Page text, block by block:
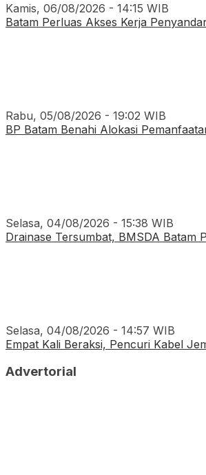
Kamis, 06/08/2026 - 14:15 WIB
Batam Perluas Akses Kerja
Rabu, 05/08/2026 - 19:02 WIB
BP Batam Benahi Alokasi
Selasa, 04/08/2026 - 15:38 WIB
Drainase Tersumbat, BMSDA Batam
Selasa, 04/08/2026 - 14:57 WIB
Empat Kali Beraksi, Pencuri Kabel
Advertorial